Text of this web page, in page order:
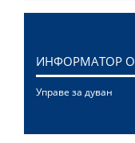
ИНФОРМАТОР О
Управе за дуван